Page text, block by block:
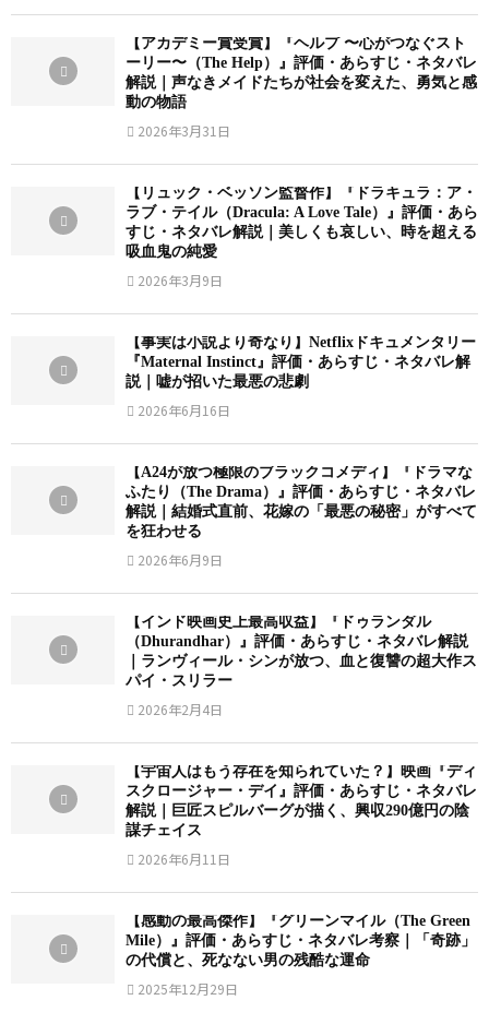
【アカデミー賞受賞】『ヘルプ 〜心がつなぐスト
ーリー〜（The Help）』評価・あらすじ・ネタバレ
解説｜声なきメイドたちが社会を変えた、勇気と感
動の物語
2026年3月31日
【リュック・ベッソン監督作】『ドラキュラ：ア・
ラブ・テイル（Dracula: A Love Tale）』評価・あら
すじ・ネタバレ解説｜美しくも哀しい、時を超える
吸血鬼の純愛
2026年3月9日
【事実は小説より奇なり】Netflixドキュメンタリー
『Maternal Instinct』評価・あらすじ・ネタバレ解
説｜嘘が招いた最悪の悲劇
2026年6月16日
【A24が放つ極限のブラックコメディ】『ドラマな
ふたり（The Drama）』評価・あらすじ・ネタバレ
解説｜結婚式直前、花嫁の「最悪の秘密」がすべて
を狂わせる
2026年6月9日
【インド映画史上最高収益】『ドゥランダル
（Dhurandhar）』評価・あらすじ・ネタバレ解説
｜ランヴィール・シンが放つ、血と復讐の超大作ス
パイ・スリラー
2026年2月4日
【宇宙人はもう存在を知られていた？】映画『ディ
スクロージャー・デイ』評価・あらすじ・ネタバレ
解説｜巨匠スピルバーグが描く、興収290億円の陰
謀チェイス
2026年6月11日
【感動の最高傑作】『グリーンマイル（The Green
Mile）』評価・あらすじ・ネタバレ考察｜「奇跡」
の代償と、死なない男の残酷な運命
2025年12月29日